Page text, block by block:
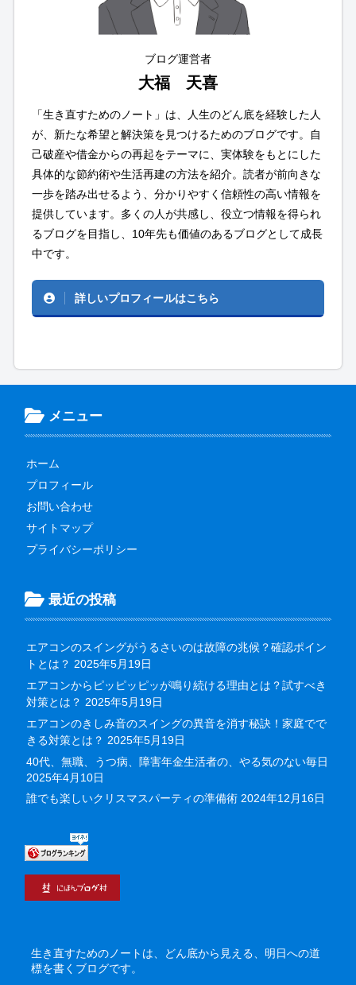
ブログ運営者
大福 天喜
「生き直すためのノート」は、人生のどん底を経験した人
が、新たな希望と解決策を見つけるためのブログです。自
己破産や借金からの再起をテーマに、実体験をもとにした
具体的な節約術や生活再建の方法を紹介。読者が前向きな
一歩を踏み出せるよう、分かりやすく信頼性の高い情報を
提供しています。多くの人が共感し、役立つ情報を得られ
るブログを目指し、10年先も価値のあるブログとして成長
中です。
詳しいプロフィールはこちら
メニュー
ホーム
プロフィール
お問い合わせ
サイトマップ
プライバシーポリシー
最近の投稿
エアコンのスイングがうるさいのは故障の兆候？確認ポイン
トとは？ 2025年5月19日
エアコンからピッピッピッが鳴り続ける理由とは？試すべき
対策とは？ 2025年5月19日
エアコンのきしみ音のスイングの異音を消す秘訣！家庭でで
きる対策とは？ 2025年5月19日
40代、無職、うつ病、障害年金生活者の、やる気のない毎日
2025年4月10日
誰でも楽しいクリスマスパーティの準備術 2024年12月16日
生き直すためのノートは、どん底から見える、明日への道
標を書くブログです。